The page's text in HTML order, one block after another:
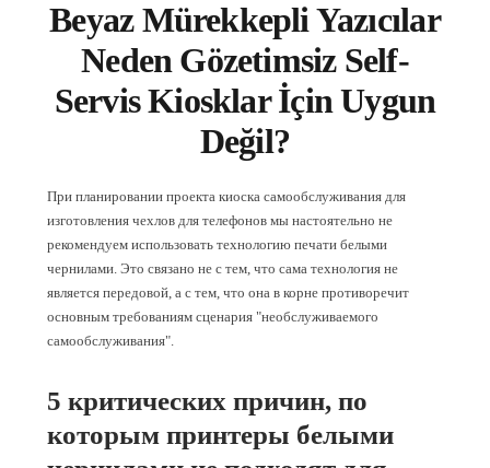
Beyaz Mürekkepli Yazıcılar
Neden Gözetimsiz Self-
Servis Kiosklar İçin Uygun
Değil?
При планировании проекта киоска самообслуживания для
изготовления чехлов для телефонов мы настоятельно не
рекомендуем использовать технологию печати белыми
чернилами. Это связано не с тем, что сама технология не
является передовой, а с тем, что она в корне противоречит
основным требованиям сценария "необслуживаемого
самообслуживания".
5 критических причин, по
которым принтеры белыми